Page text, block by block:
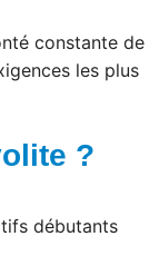
constante de
les plus
?
débutants